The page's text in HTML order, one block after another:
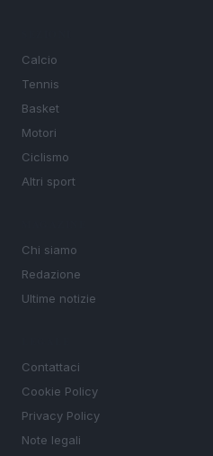
Calcio
Tennis
Basket
Motori
Ciclismo
Altri sport
Chi siamo
Redazione
Ultime notizie
Contattaci
Cookie Policy
Privacy Policy
Note legali